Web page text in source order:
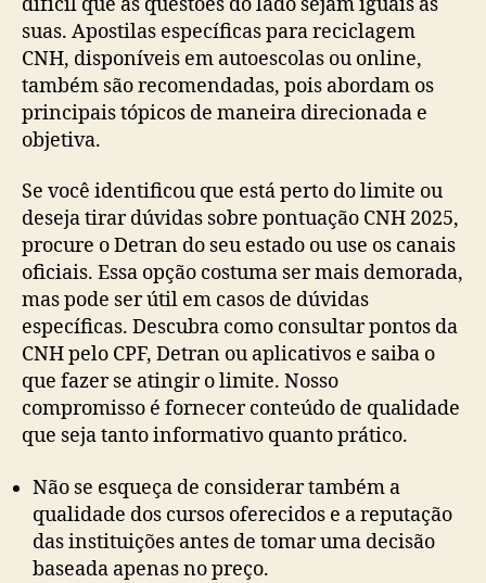
suas. Apostilas específicas para reciclagem
CNH, disponíveis em autoescolas ou online,
também são recomendadas, pois abordam os
principais tópicos de maneira direcionada e
objetiva.
Se você identificou que está perto do limite ou
deseja tirar dúvidas sobre pontuação CNH 2025,
procure o Detran do seu estado ou use os canais
oficiais. Essa opção costuma ser mais demorada,
mas pode ser útil em casos de dúvidas
específicas. Descubra como consultar pontos da
CNH pelo CPF, Detran ou aplicativos e saiba o
que fazer se atingir o limite. Nosso
compromisso é fornecer conteúdo de qualidade
que seja tanto informativo quanto prático.
Não se esqueça de considerar também a
qualidade dos cursos oferecidos e a reputação
das instituições antes de tomar uma decisão
baseada apenas no preço.